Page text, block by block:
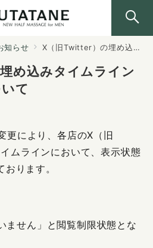
知らせ X（旧Twitter）の埋め込みタイムラインの表示不具合について
め込みタイムライン
て
により、各店のX（旧
ムラインにおいて、表示状態
ります。
ません」と閲覧制限状態とな